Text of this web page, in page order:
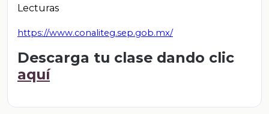
Lecturas
https://www.conaliteg.sep.gob.mx/
Descarga tu clase dando clic
aquí